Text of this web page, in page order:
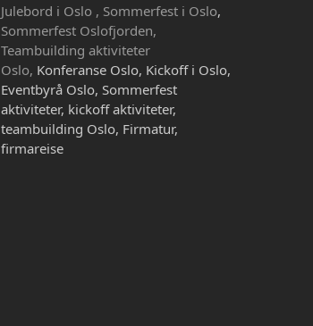
Julebord i Oslo , Sommerfest i Oslo,
Sommerfest Oslofjorden,
Teambuilding aktiviteter
Oslo, Konferanse Oslo, Kickoff i Oslo,
Eventbyrå Oslo, Sommerfest
aktiviteter, kickoff aktiviteter,
teambuilding Oslo, Firmatur,
firmareise